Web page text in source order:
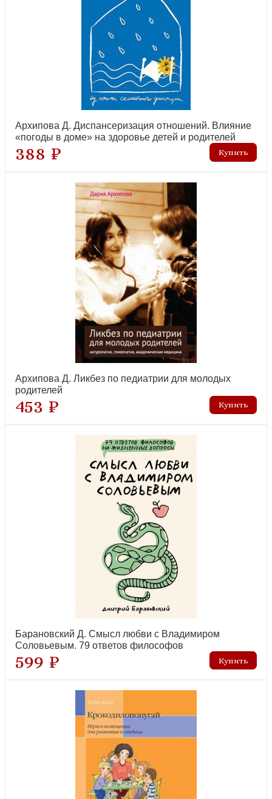
Здоровый и сильный. Руководство по питанию матерей, детей и
подростков
рекомендуем
Качан Э.Н. Фарватер для молодых
рекомендуем
Романенко В. Хочу все помнить: упражнения для профилактики
когнитивных нарушений в пожилом возрасте
Франкл В. Сказать жизни Да! психолог в концлагере
Архипова Д. Диспансеризация отношений. Влияние
«погоды в доме» на здоровье детей и родителей
388 ₽
Архипова Д. Ликбез по педиатрии для молодых
родителей
453 ₽
Барановский Д. Смысл любви с Владимиром
Соловьевым. 79 ответов философов
599 ₽